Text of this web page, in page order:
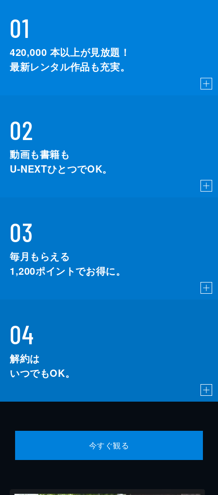
01
420,000 本以上が見放題！
最新レンタル作品も充実。
02
動画も書籍も
U-NEXTひとつでOK。
03
毎月もらえる
1,200ポイントでお得に。
04
解約は
いつでもOK。
今すぐ観る